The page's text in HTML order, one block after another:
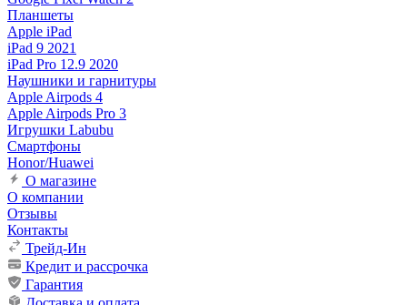
Планшеты
Apple iPad
iPad 9 2021
iPad Pro 12.9 2020
Наушники и гарнитуры
Apple Airpods 4
Apple Airpods Pro 3
Игрушки Labubu
Смартфоны
Honor/Huawei
О магазине
О компании
Отзывы
Контакты
Трейд-Ин
Кредит и рассрочка
Гарантия